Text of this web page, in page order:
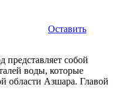
Оставить
представляет собой
воды, которые
области Азшара. Главой